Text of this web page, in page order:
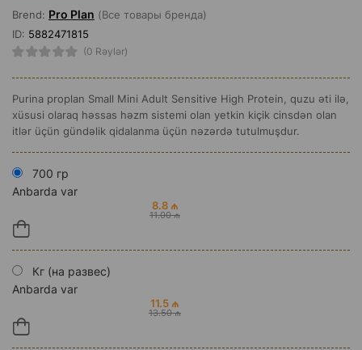
Brend: Pro Plan (Все товары бренда)
ID: 5882471815
(0 Rəylər)
Purina proplan Small Mini Adult Sensitive High Protein, quzu əti ilə,
xüsusi olaraq həssas həzm sistemi olan yetkin kiçik cinsdən olan
itlər üçün gündəlik qidalanma üçün nəzərdə tutulmuşdur.
700 гр
Anbarda var
8.8 ₼
11.00 ₼
Кг (на развес)
Anbarda var
11.5 ₼
13.50 ₼